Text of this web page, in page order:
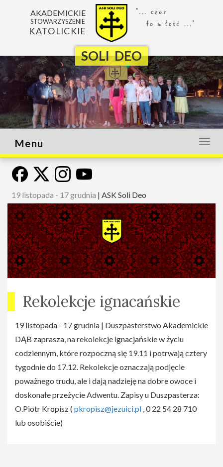
SOLI DEO
AKADEMICKIE
STOWARZYSZENIE
KATOLICKIE
lub
Menu
19 listopada - 17 grudnia | ASK Soli Deo
Rekolekcje ignacańskie
19 listopada - 17 grudnia | Duszpasterstwo Akademickie
DĄB zaprasza, na rekolekcje ignacjańskie w życiu
codziennym, które rozpoczną się 19.11 i potrwają cztery
tygodnie do 17.12. Rekolekcje oznaczają podjęcie
poważnego trudu, ale i dają nadzieję na dobre owoce i
doskonałe przeżycie Adwentu. Zapisy u Duszpasterza:
O.Piotr Kropisz ( pkropisz@jezuici.pl , 0 22 54 28 710
lub osobiście)